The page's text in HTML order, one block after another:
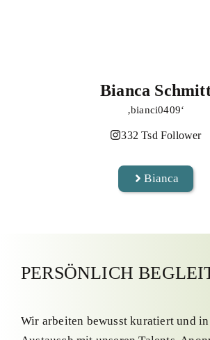
Bianca
‚bianci0409‘
332 Tsd Follower
Bianca
PERSÖNLICH
Wir arbeiten bewusst kuratiert und in